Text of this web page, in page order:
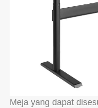
Meja yang dapat